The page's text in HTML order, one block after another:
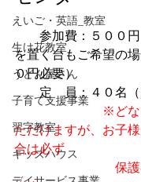
えいご・英語_教室
生け花教室
うどん屋さん
子育て支援事業
習字教室
キッズハウス
参加費：５００円
を置く台もご希望の
０円必要）
定　員：４０名（
※どな
ただけますが、お子
合は必ず
保護者同伴